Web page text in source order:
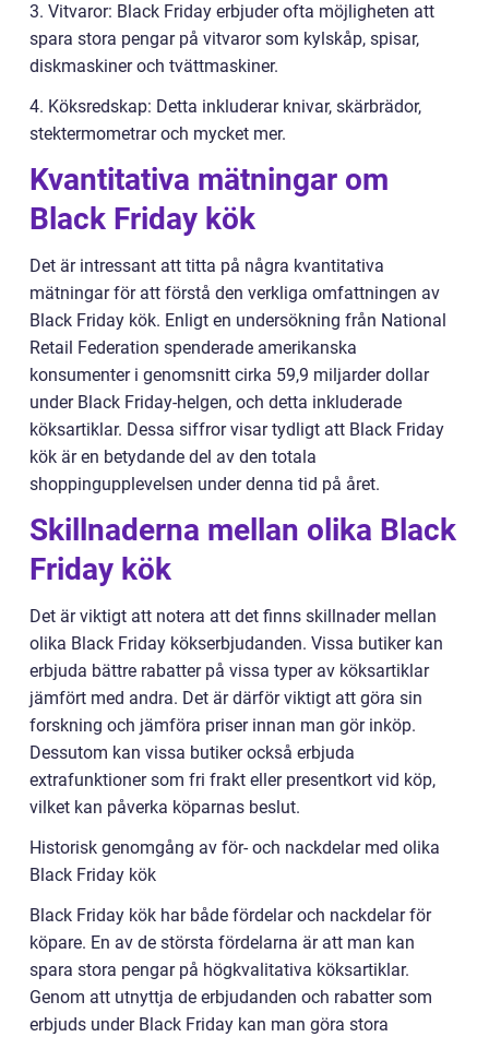
3. Vitvaror: Black Friday erbjuder ofta möjligheten att
spara stora pengar på vitvaror som kylskåp, spisar,
diskmaskiner och tvättmaskiner.
4. Köksredskap: Detta inkluderar knivar, skärbrädor,
stektermometrar och mycket mer.
Kvantitativa mätningar om
Black Friday kök
Det är intressant att titta på några kvantitativa
mätningar för att förstå den verkliga omfattningen av
Black Friday kök. Enligt en undersökning från National
Retail Federation spenderade amerikanska
konsumenter i genomsnitt cirka 59,9 miljarder dollar
under Black Friday-helgen, och detta inkluderade
köksartiklar. Dessa siffror visar tydligt att Black Friday
kök är en betydande del av den totala
shoppingupplevelsen under denna tid på året.
Skillnaderna mellan olika Black
Friday kök
Det är viktigt att notera att det finns skillnader mellan
olika Black Friday kökserbjudanden. Vissa butiker kan
erbjuda bättre rabatter på vissa typer av köksartiklar
jämfört med andra. Det är därför viktigt att göra sin
forskning och jämföra priser innan man gör inköp.
Dessutom kan vissa butiker också erbjuda
extrafunktioner som fri frakt eller presentkort vid köp,
vilket kan påverka köparnas beslut.
Historisk genomgång av för- och nackdelar med olika
Black Friday kök
Black Friday kök har både fördelar och nackdelar för
köpare. En av de största fördelarna är att man kan
spara stora pengar på högkvalitativa köksartiklar.
Genom att utnyttja de erbjudanden och rabatter som
erbjuds under Black Friday kan man göra stora